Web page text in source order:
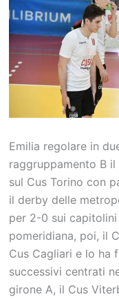
Emilia regolare in
raggruppamento B
sul Cus Torino con
il derby delle
per 2-0 sui
pomeridiana, poi, il
Cus Cagliari e lo ha
successivi centrati
girone A, il Cus